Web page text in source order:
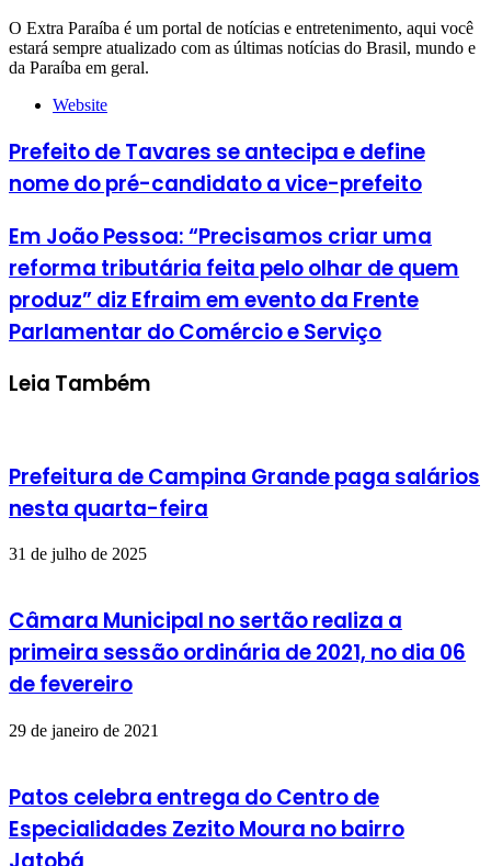
O Extra Paraíba é um portal de notícias e entretenimento, aqui você
estará sempre atualizado com as últimas notícias do Brasil, mundo e
da Paraíba em geral.
Website
Prefeito de Tavares se antecipa e define
nome do pré-candidato a vice-prefeito
Em João Pessoa: “Precisamos criar uma
reforma tributária feita pelo olhar de quem
produz” diz Efraim em evento da Frente
Parlamentar do Comércio e Serviço
Leia Também
Prefeitura de Campina Grande paga salários
nesta quarta-feira
31 de julho de 2025
Câmara Municipal no sertão realiza a
primeira sessão ordinária de 2021, no dia 06
de fevereiro
29 de janeiro de 2021
Patos celebra entrega do Centro de
Especialidades Zezito Moura no bairro